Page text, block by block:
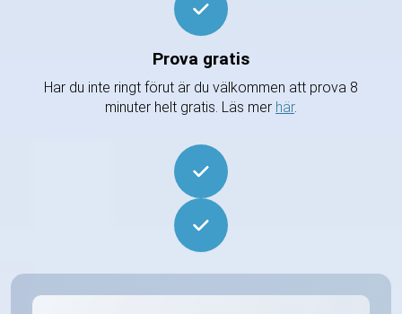
Prova gratis
Har du inte ringt förut är du välkommen att prova 8
minuter helt gratis. Läs mer här.